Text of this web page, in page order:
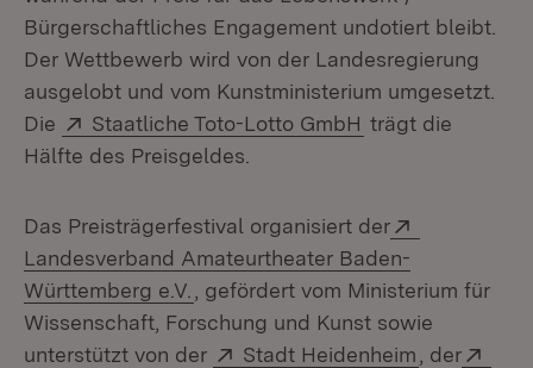
Bürgerschaftliches Engagement undotiert bleibt.
Der Wettbewerb wird von der Landesregierung
ausgelobt und vom Kunstministerium umgesetzt.
Die
Extern:
Staatliche Toto-Lotto GmbH (Öffnet in
trägt die
Hälfte des Preisgeldes.
Das Preisträgerfestival organisiert der
Landesverband Amateurtheater Baden-
Württemberg e.V.
(Öffnet in neuem Fenster)
, gefördert vom Ministerium für
Wissenschaft, Forschung und Kunst sowie
unterstützt von der
Extern:
Stadt Heidenheim (Öffnet in
, der